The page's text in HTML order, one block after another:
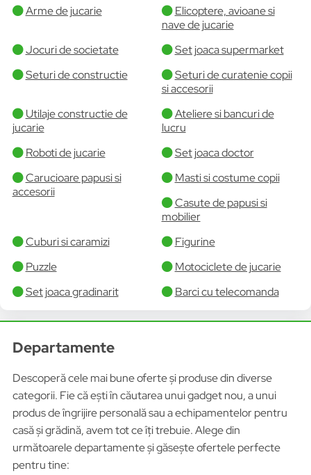
Arme de jucarie
Elicoptere, avioane si
nave de jucarie
Jocuri de societate
Set joaca supermarket
Seturi de constructie
Seturi de curatenie copii
si accesorii
Utilaje constructie de
jucarie
Ateliere si bancuri de
lucru
Roboti de jucarie
Set joaca doctor
Carucioare papusi si
accesorii
Masti si costume copii
Casute de papusi si
mobilier
Cuburi si caramizi
Figurine
Puzzle
Motociclete de jucarie
Set joaca gradinarit
Barci cu telecomanda
Departamente
Descoperă cele mai bune oferte și produse din diverse
categorii. Fie că ești în căutarea unui gadget nou, a unui
produs de îngrijire personală sau a echipamentelor pentru
casă și grădină, avem tot ce îți trebuie. Alege din
următoarele departamente și găsește ofertele perfecte
pentru tine: